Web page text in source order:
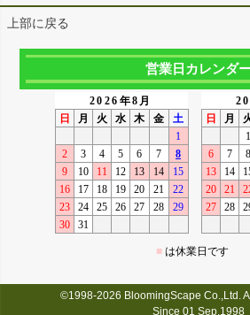
上部に戻る
営業日カレンダ
©1998-2026 BloomingScape Co.,Ltd.
Since 01 Sep,1998